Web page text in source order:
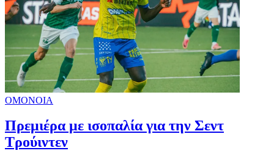
ΟΜΟΝΟΙΑ
Πρεμιέρα με ισοπαλία για την Σεντ
Τρούιντεν